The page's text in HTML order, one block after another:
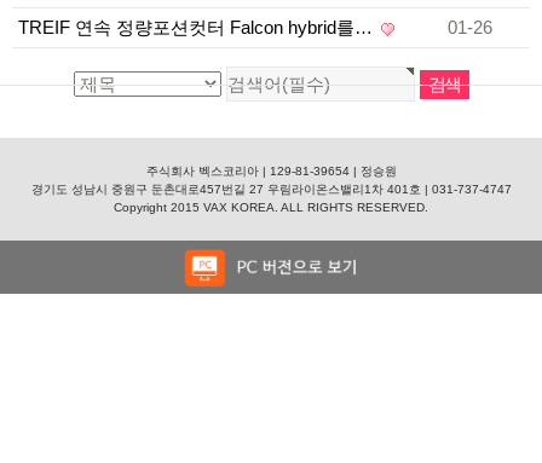
TREIF 연속 정량포션컷터 Falcon hybrid를… 01-26
주식회사 벡스코리아 | 129-81-39654 | 정승원
경기도 성남시 중원구 둔촌대로457번길 27 우림라이온스밸리1차 401호 | 031-737-4747
Copyright 2015 VAX KOREA. ALL RIGHTS RESERVED.